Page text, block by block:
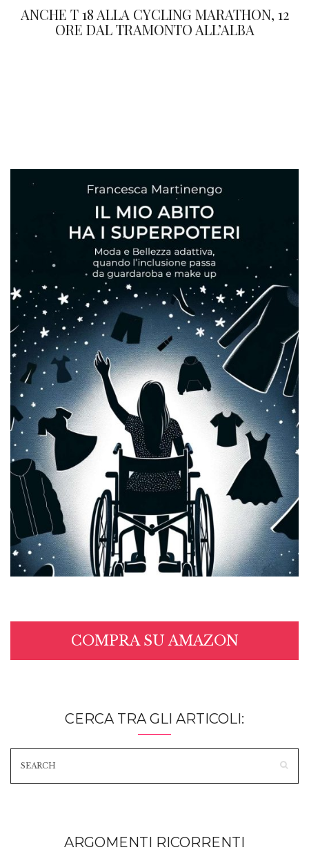
ANCHE T 18 ALLA CYCLING MARATHON, 12
ORE DAL TRAMONTO ALL’ALBA
COMPRA SU AMAZON
CERCA TRA GLI ARTICOLI:
ARGOMENTI RICORRENTI